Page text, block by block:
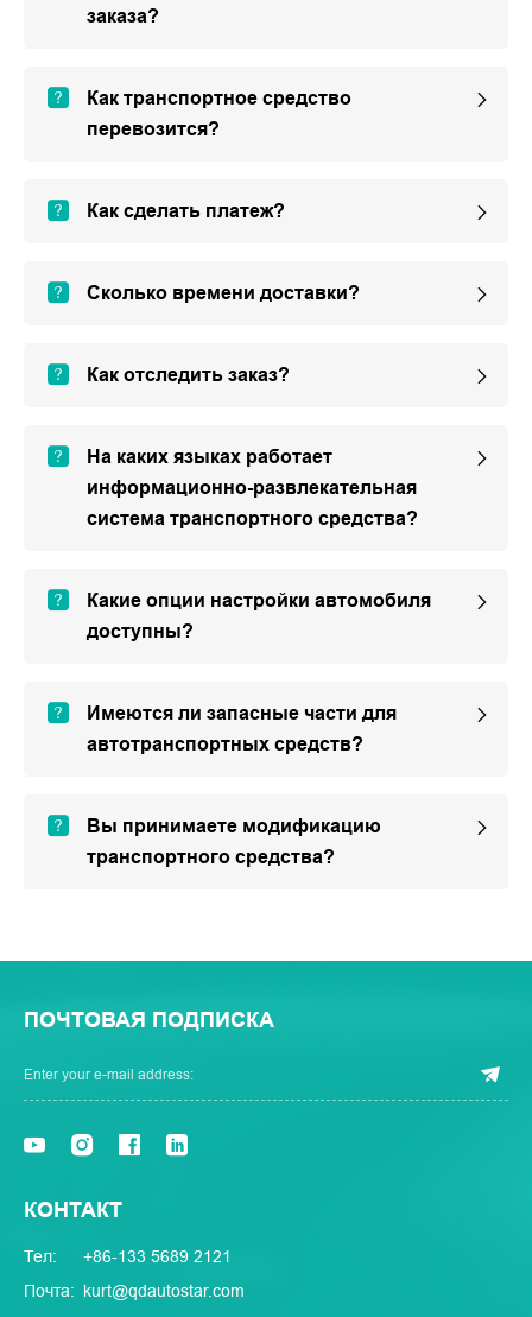
заказа?
Как транспортное средство
перевозится?
Как сделать платеж?
Сколько времени доставки?
Как отследить заказ?
На каких языках работает
информационно-развлекательная
система транспортного средства?
Какие опции настройки автомобиля
доступны?
Имеются ли запасные части для
автотранспортных средств?
Вы принимаете модификацию
транспортного средства?
ПОЧТОВАЯ ПОДПИСКА
КОНТАКТ
Тел:
+86-133 5689 2121
Почта: kurt@qdautostar.com